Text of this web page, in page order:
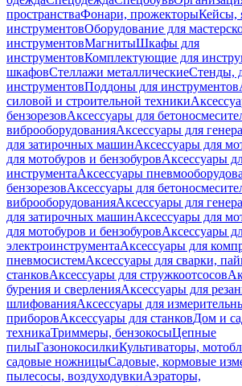
пространстваФонари, прожекторыКейсы,
инструментовОборудование для
инструментовМагнитыШкафы для
инструментовКомплектующие для
шкафовСтеллажи металлическиеСтенды,
инструментовПоддоны для инструментов
силовой и строительной техники
бензорезовАксессуары для
виброоборудованияАксессуары для
для затирочных машинАксессуары для
для мотобуров и бензобуровАксессуары
инструментаАксессуары
бензорезовАксессуары для
виброоборудованияАксессуары для
для затирочных машинАксессуары для
для мотобуров и бензобуровАксессуары
электроинструментаАксессуары для
пневмосистемАксессуары для сварки,
станковАксессуары для стружкоотсосов
бурения и сверленияАксессуары для
шлифованияАксессуары для
приборовАксессуары для станковДом и
техникаТриммеры, бензокосыЦепные
пилыГазонокосилкиКультиваторы,
садовые ножницыСадовые, кормовые
пылесосы, воздуходувкиАэраторы,